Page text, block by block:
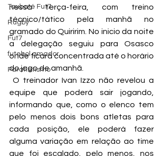
Taubaté Fut7
Rugby
Fut7
futebol amador
Paratletismo
nessa terça-feira, com treino
técnico/tático pela manhã no
gramado do Quiririm. No inicio da noite
a delegação seguiu para Osasco
onde ficará concentrada até o horário
do jogo de amanhã.
O treinador Ivan Izzo não revelou a
equipe que poderá sair jogando,
informando que, como o elenco tem
pelo menos dois bons atletas para
cada posição, ele poderá fazer
alguma variação em relação ao time
que foi escalado, pelo menos, nos